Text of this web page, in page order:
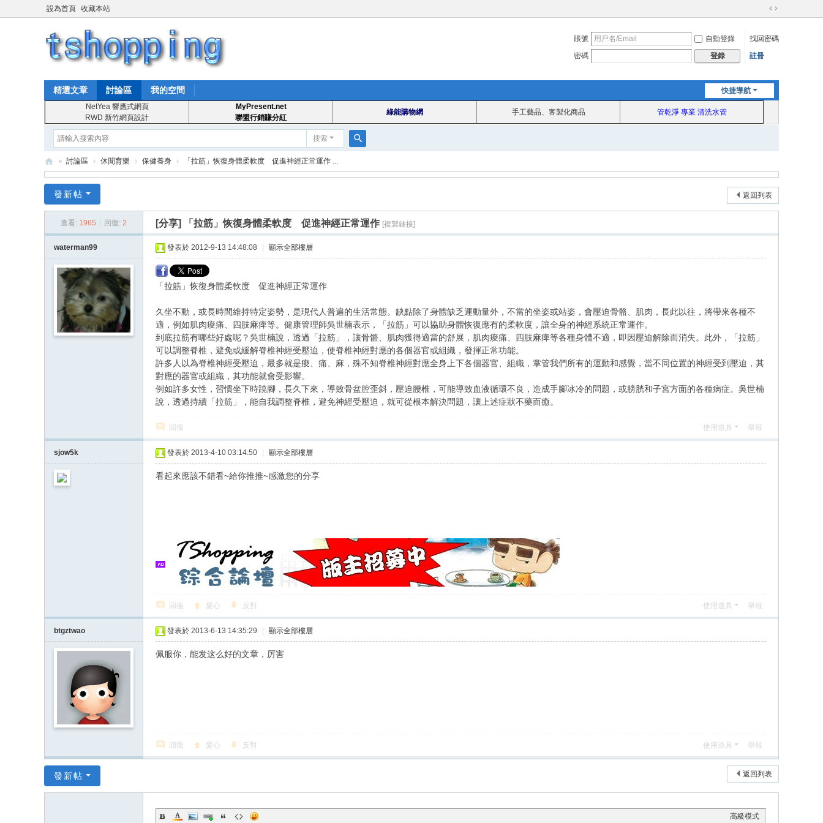
設為首頁 收藏本站
切
到
賬號 自動登錄
找回密碼
密碼
登錄 註冊
快捷導航
精選文章 討論區 我的空間
NetYea 響應式網頁
RWD 新竹網頁設計
MyPresent.net
聯盟行銷賺分紅
綠能購物網 手工藝品、客製化商品 管乾淨 專業 清洗水管
搜索
索
T
ho
pp
» 討論區 › 休閒育樂 › 保健養身 › 「拉筋」恢復身體柔軟度 促進神經正常運作 ...
返回列表
發新帖
查看: 1965 回復: 2 [分享] 「拉筋」恢復身體柔軟度 促進神經正常運作 [複製鏈接]
waterman99 發表於 2012-9-13 14:48:08 顯示全部樓層
「拉筋」恢復身體柔軟度 促進神經正常運作
久坐不動，或長時間維持特定姿勢，是現代人普遍的生活常態。缺點除了身體缺乏運動量外，不當的坐姿或站姿，會壓迫骨骼、肌肉，長此以往，將帶來各種不
適，例如肌肉痠痛、四肢麻痺等。健康管理師吳世楠表示，「拉筋」可以協助身體恢復應有的柔軟度，讓全身的神經系統正常運作。
到底拉筋有哪些好處呢？吳世楠說，透過「拉筋」，讓骨骼、肌肉獲得適當的舒展，肌肉痠痛、四肢麻痺等各種身體不適，即因壓迫解除而消失。此外，「拉筋」
可以調整脊椎，避免或緩解脊椎神經受壓迫，使脊椎神經對應的各個器官或組織，發揮正常功能。
許多人以為脊椎神經受壓迫，最多就是痠、痛、麻，殊不知脊椎神經對應全身上下各個器官、組織，掌管我們所有的運動和感覺，當不同位置的神經受到壓迫，其
對應的器官或組織，其功能就會受影響。
例如許多女性，習慣坐下時蹺腳，長久下來，導致骨盆腔歪斜，壓迫腰椎，可能導致血液循環不良，造成手腳冰冷的問題，或膀胱和子宮方面的各種病症。吳世楠
說，透過持續「拉筋」，能自我調整脊椎，避免神經受壓迫，就可從根本解決問題，讓上述症狀不藥而癒。
回復 使用道具 舉報
sjow5k 發表於 2013-4-10 03:14:50 顯示全部樓層
看起來應該不錯看~給你推推~感激您的分享
回復 愛心 反對 使用道具 舉報
btgztwao 發表於 2013-6-13 14:35:29 顯示全部樓層
佩服你，能发这么好的文章，厉害
回復 愛心 反對 使用道具 舉報
返回列表
發新帖
高級模式